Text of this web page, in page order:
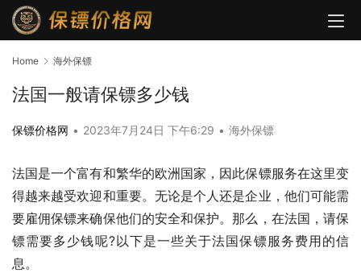
Home 海外保镖
法国一般请保镖多少钱
保镖价格网 • 2023年7月24日 下午6:29 • 海外保镖
法国是一个富有和繁华的欧洲国家，因此保镖服务在这里变
得越来越受欢迎和重要。无论是个人还是企业，他们可能需
要雇佣保镖来确保他们的安全和保护。那么，在法国，请保
镖需要多少钱呢?以下是一些关于法国保镖服务费用的信
息。